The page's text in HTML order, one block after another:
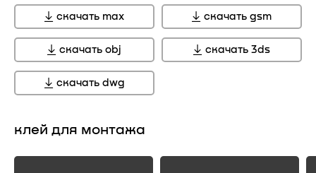
скачать max скачать gsm
скачать obj скачать 3ds
скачать dwg
клей для монтажа